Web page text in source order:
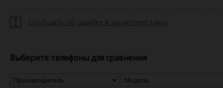
Выберите телефоны для сравнения